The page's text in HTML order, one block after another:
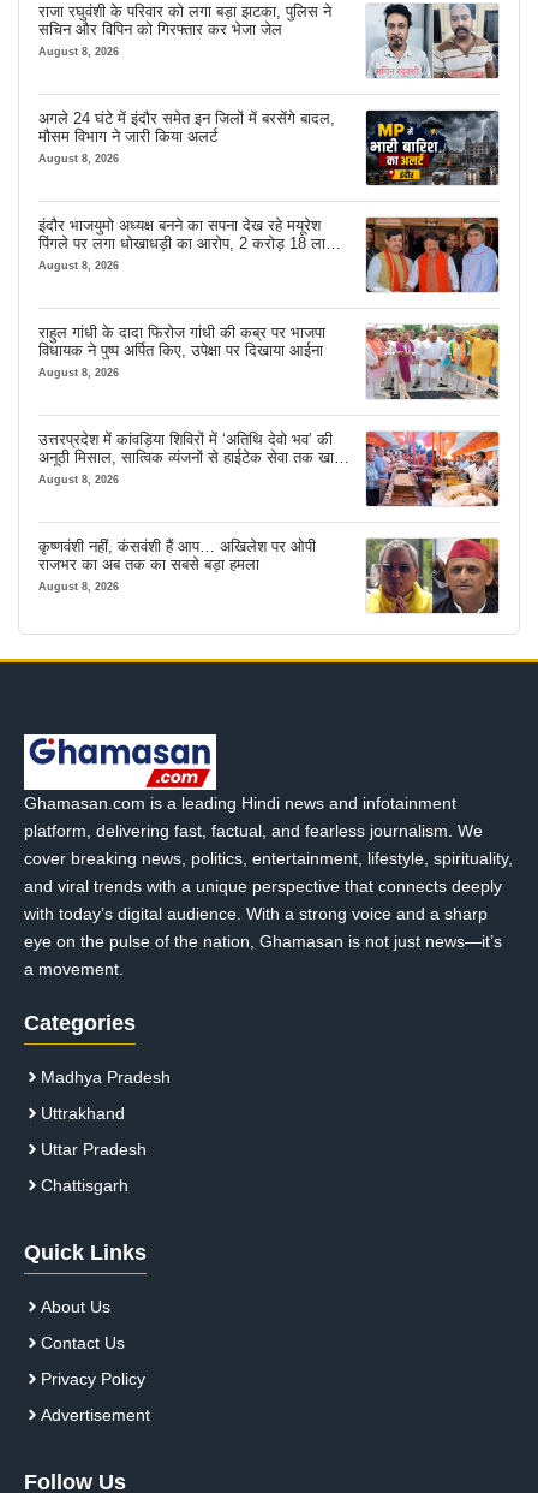
राजा रघुवंशी के परिवार को लगा बड़ा झटका, पुलिस ने
सचिन और विपिन को गिरफ्तार कर भेजा जेल
August 8, 2026
अगले 24 घंटे में इंदौर समेत इन जिलों में बरसेंगे बादल,
मौसम विभाग ने जारी किया अलर्ट
August 8, 2026
इंदौर भाजयुमो अध्यक्ष बनने का सपना देख रहे मयूरेश
पिंगले पर लगा धोखाधड़ी का आरोप, 2 करोड़ 18 लाख
लेने के बाद भी नहीं दिया जमीन का कब्जा
August 8, 2026
राहुल गांधी के दादा फिरोज गांधी की कब्र पर भाजपा
विधायक ने पुष्प अर्पित किए, उपेक्षा पर दिखाया आईना
August 8, 2026
उत्तरप्रदेश में कांवड़िया शिविरों में ‘अतिथि देवो भव’ की
अनूठी मिसाल, सात्विक व्यंजनों से हाईटेक सेवा तक खास
इंतजाम
August 8, 2026
कृष्णवंशी नहीं, कंसवंशी हैं आप… अखिलेश पर ओपी
राजभर का अब तक का सबसे बड़ा हमला
August 8, 2026
Ghamasan.com is a leading Hindi news and infotainment
platform, delivering fast, factual, and fearless journalism. We
cover breaking news, politics, entertainment, lifestyle, spirituality,
and viral trends with a unique perspective that connects deeply
with today’s digital audience. With a strong voice and a sharp
eye on the pulse of the nation, Ghamasan is not just news—it’s
a movement.
Categories
Madhya Pradesh
Uttrakhand
Uttar Pradesh
Chattisgarh
Quick Links
About Us
Contact Us
Privacy Policy
Advertisement
Follow Us